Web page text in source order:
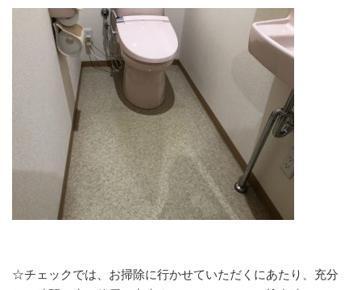
☆チェックでは、お掃除に行かせていただくにあたり、充分